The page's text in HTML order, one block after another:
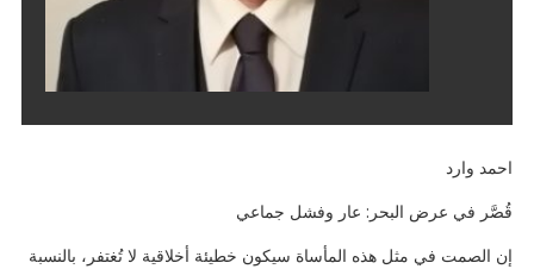
احمد وارد
قُصَّر في عرض البحر: عار وفشل جماعي
إن الصمت في مثل هذه المأساة سيكون خطيئة أخلاقية لا تُغتفر، بالنسبة